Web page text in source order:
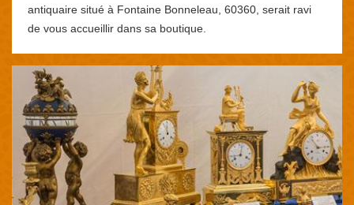
antiquaire situé à Fontaine Bonneleau, 60360, serait ravi
de vous accueillir dans sa boutique.